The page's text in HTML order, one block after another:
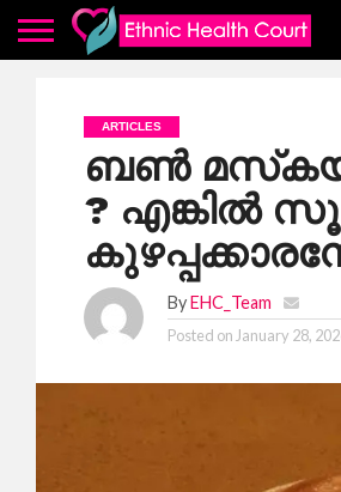
ARTICLES
ബണ്‍
? എങ്കിൽ
By EHC_Team
Posted on January 28,